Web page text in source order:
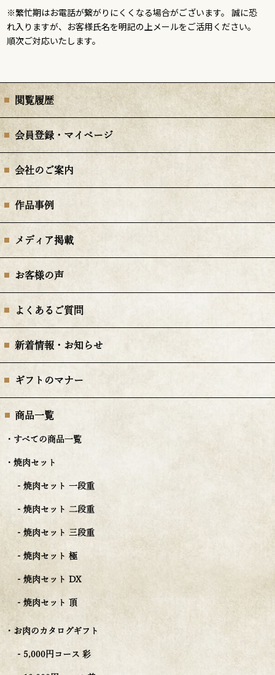
※繁忙期はお電話が繋がりにくくなる場合がございます。 誠に恐
れ入りますが、お客様氏名を明記の上メールをご活用ください。
順次ご対応いたします。
閲覧履歴
会員登録・マイページ
会社のご案内
作品事例
メディア掲載
お客様の声
よくあるご質問
新着情報・お知らせ
ギフトのマナー
商品一覧
・すべての商品一覧
・焼肉セット
- 焼肉セット 一段重
- 焼肉セット 二段重
- 焼肉セット 三段重
- 焼肉セット 極
- 焼肉セット DX
- 焼肉セット 頂
・お肉のカタログギフト
- 5,000円コース 彩